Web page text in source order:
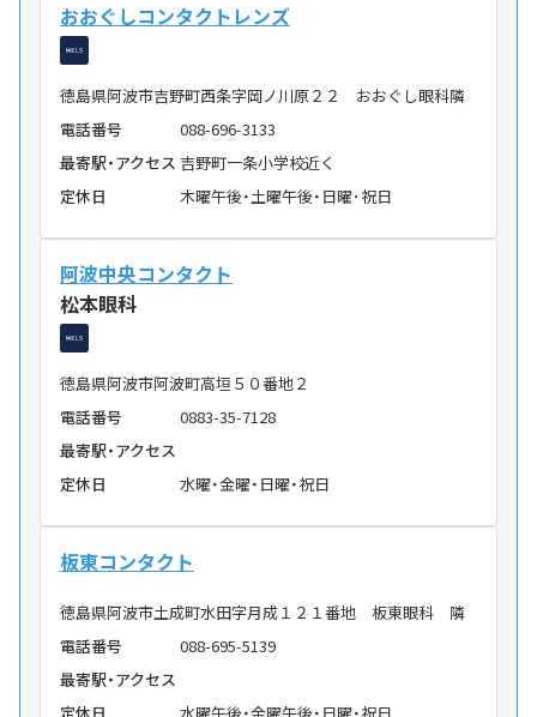
おおぐしコンタクトレンズ
徳島県阿波市吉野町西条字岡ノ川原２２ おおぐし眼科隣
電話番号
088-696-3133
最寄駅・アクセス 吉野町一条小学校近く
定休日
木曜午後・土曜午後・日曜･祝日
阿波中央コンタクト
松本眼科
徳島県阿波市阿波町高垣５０番地２
電話番号
0883-35-7128
最寄駅・アクセス
定休日
水曜・金曜・日曜・祝日
板東コンタクト
徳島県阿波市土成町水田字月成１２１番地 板東眼科 隣
電話番号
088-695-5139
最寄駅・アクセス